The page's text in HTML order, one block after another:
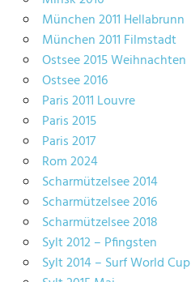
München 2011 Hellabrunn
München 2011 Filmstadt
Ostsee 2015 Weihnachten
Ostsee 2016
Paris 2011 Louvre
Paris 2015
Paris 2017
Rom 2024
Scharmützelsee 2014
Scharmützelsee 2016
Scharmützelsee 2018
Sylt 2012 – Pfingsten
Sylt 2014 – Surf World Cup